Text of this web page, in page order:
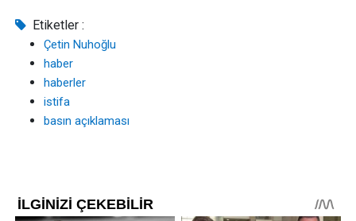
Etiketler :
Çetin Nuhoğlu
haber
haberler
istifa
basın açıklaması